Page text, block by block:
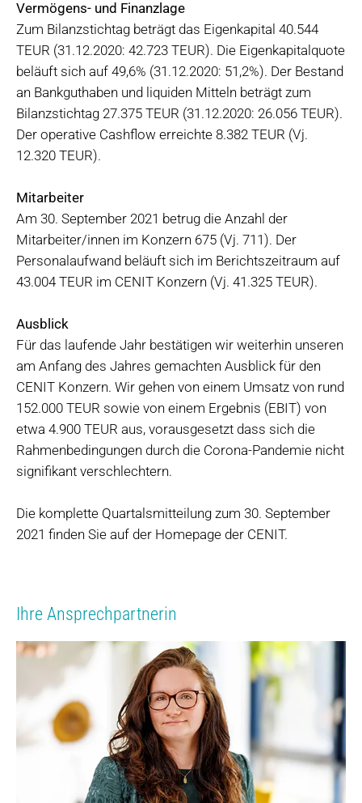
Vermögens- und Finanzlage
Zum Bilanzstichtag beträgt das Eigenkapital 40.544
TEUR (31.12.2020: 42.723 TEUR). Die Eigenkapitalquote
beläuft sich auf 49,6% (31.12.2020: 51,2%). Der Bestand
an Bankguthaben und liquiden Mitteln beträgt zum
Bilanzstichtag 27.375 TEUR (31.12.2020: 26.056 TEUR).
Der operative Cashflow erreichte 8.382 TEUR (Vj.
12.320 TEUR).
Mitarbeiter
Am 30. September 2021 betrug die Anzahl der
Mitarbeiter/innen im Konzern 675 (Vj. 711). Der
Personalaufwand beläuft sich im Berichtszeitraum auf
43.004 TEUR im CENIT Konzern (Vj. 41.325 TEUR).
Ausblick
Für das laufende Jahr bestätigen wir weiterhin unseren
am Anfang des Jahres gemachten Ausblick für den
CENIT Konzern. Wir gehen von einem Umsatz von rund
152.000 TEUR sowie von einem Ergebnis (EBIT) von
etwa 4.900 TEUR aus, vorausgesetzt dass sich die
Rahmenbedingungen durch die Corona-Pandemie nicht
signifikant verschlechtern.
Die komplette Quartalsmitteilung zum 30. September
2021 finden Sie auf der Homepage der CENIT.
Ihre Ansprechpartnerin